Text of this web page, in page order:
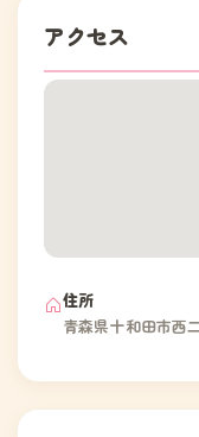
アクセス
住所
青森県十和田市西